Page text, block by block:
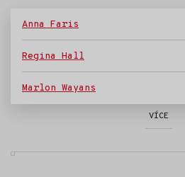
Anna Faris
Regina Hall
Marlon Wayans
VÍCE